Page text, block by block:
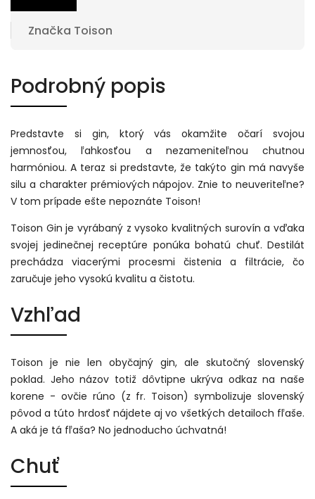
Značka Toison
Podrobný popis
Predstavte si gin, ktorý vás okamžite očarí svojou
jemnosťou, ľahkosťou a nezameniteľnou chutnou
harmóniou. A teraz si predstavte, že takýto gin má navyše
silu a charakter prémiových nápojov. Znie to neuveriteľne?
V tom prípade ešte nepoznáte Toison!
Toison Gin je vyrábaný z vysoko kvalitných surovín a vďaka
svojej jedinečnej receptúre ponúka bohatú chuť. Destilát
prechádza viacerými procesmi čistenia a filtrácie, čo
zaručuje jeho vysokú kvalitu a čistotu.
Vzhľad
Toison je nie len obyčajný gin, ale skutočný slovenský
poklad. Jeho názov totiž dôvtipne ukrýva odkaz na naše
korene - ovčie rúno (z fr. Toison) symbolizuje slovenský
pôvod a túto hrdosť nájdete aj vo všetkých detailoch fľaše.
A aká je tá fľaša? No jednoducho úchvatná!
Chuť